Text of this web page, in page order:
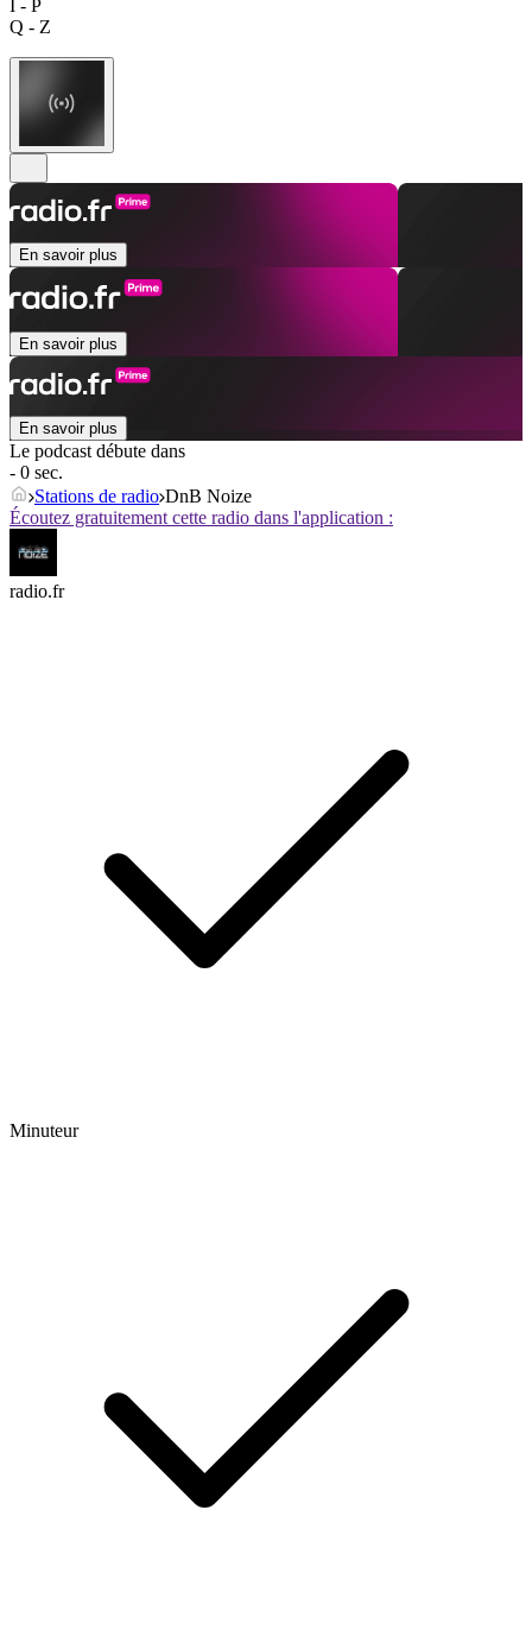
I - P
Q - Z
En savoir plus
En savoir plus
En savoir plus
Le podcast débute dans
- 0 sec.
Stations de radio DnB Noize
Écoutez gratuitement cette radio dans l'application :
radio.fr
Minuteur